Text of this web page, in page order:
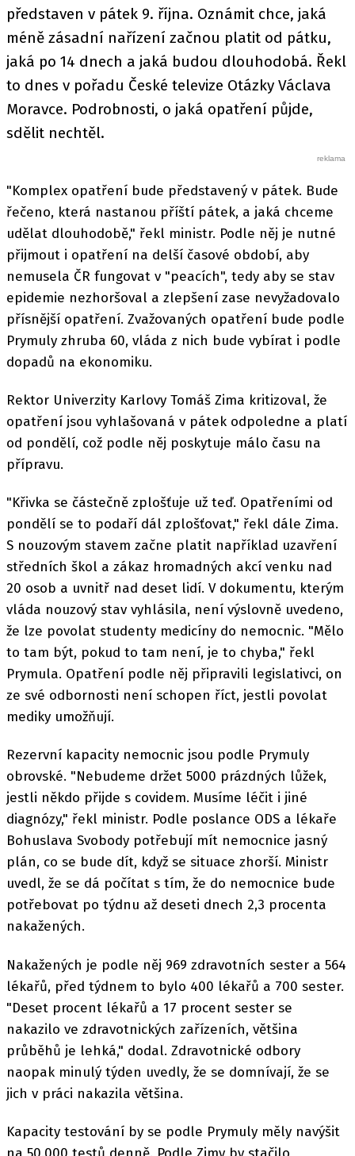
představen v pátek 9. října. Oznámit chce, jaká
méně zásadní nařízení začnou platit od pátku,
jaká po 14 dnech a jaká budou dlouhodobá. Řekl
to dnes v pořadu České televize Otázky Václava
Moravce. Podrobnosti, o jaká opatření půjde,
sdělit nechtěl.
"Komplex opatření bude představený v pátek. Bude
řečeno, která nastanou příští pátek, a jaká chceme
udělat dlouhodobě," řekl ministr. Podle něj je nutné
přijmout i opatření na delší časové období, aby
nemusela ČR fungovat v "peacích", tedy aby se stav
epidemie nezhoršoval a zlepšení zase nevyžadovalo
přísnější opatření. Zvažovaných opatření bude podle
Prymuly zhruba 60, vláda z nich bude vybírat i podle
dopadů na ekonomiku.
Rektor Univerzity Karlovy Tomáš Zima kritizoval, že
opatření jsou vyhlašovaná v pátek odpoledne a platí
od pondělí, což podle něj poskytuje málo času na
přípravu.
"Křivka se částečně zplošťuje už teď. Opatřeními od
pondělí se to podaří dál zplošťovat," řekl dále Zima.
S nouzovým stavem začne platit například uzavření
středních škol a zákaz hromadných akcí venku nad
20 osob a uvnitř nad deset lidí. V dokumentu, kterým
vláda nouzový stav vyhlásila, není výslovně uvedeno,
že lze povolat studenty medicíny do nemocnic. "Mělo
to tam být, pokud to tam není, je to chyba," řekl
Prymula. Opatření podle něj připravili legislativci, on
ze své odbornosti není schopen říct, jestli povolat
mediky umožňují.
Rezervní kapacity nemocnic jsou podle Prymuly
obrovské. "Nebudeme držet 5000 prázdných lůžek,
jestli někdo přijde s covidem. Musíme léčit i jiné
diagnózy," řekl ministr. Podle poslance ODS a lékaře
Bohuslava Svobody potřebují mít nemocnice jasný
plán, co se bude dít, když se situace zhorší. Ministr
uvedl, že se dá počítat s tím, že do nemocnice bude
potřebovat po týdnu až deseti dnech 2,3 procenta
nakažených.
Nakažených je podle něj 969 zdravotních sester a 564
lékařů, před týdnem to bylo 400 lékařů a 700 sester.
"Deset procent lékařů a 17 procent sester se
nakazilo ve zdravotnických zařízeních, většina
průběhů je lehká," dodal. Zdravotnické odbory
naopak minulý týden uvedly, že se domnívají, že se
jich v práci nakazila většina.
Kapacity testování by se podle Prymuly měly navýšit